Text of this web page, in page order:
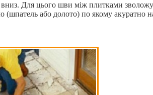
Для цього шви між плитками
або долото) по якому акуратно